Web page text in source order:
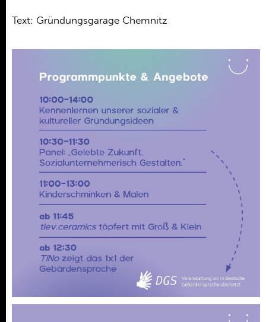
Text: Gründungsgarage Chemnitz